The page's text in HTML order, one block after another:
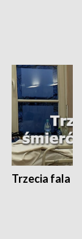
Trzecia fala -